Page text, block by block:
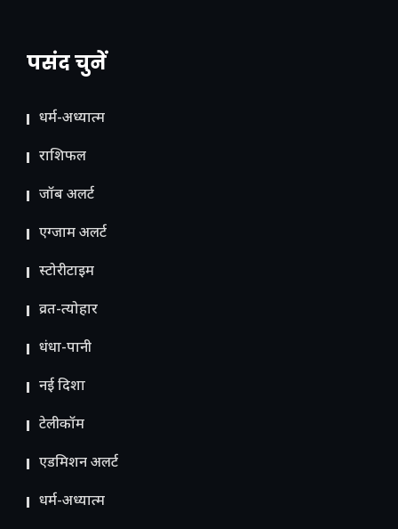
पसंद चुनें
धर्म-अध्यात्म
राशिफल
जॉब अलर्ट
एग्जाम अलर्ट
स्टोरीटाइम
व्रत-त्योहार
धंधा-पानी
नई दिशा
टेलीकॉम
ए​डमिशन अलर्ट
धर्म-अध्यात्म